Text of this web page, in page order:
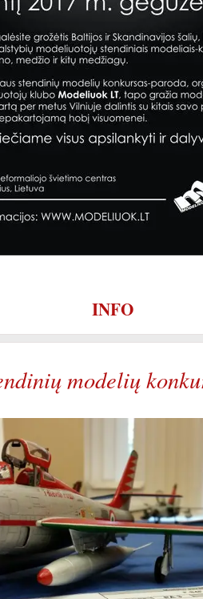
INFO
modelių